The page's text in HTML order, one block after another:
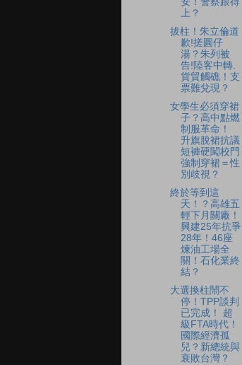
上？
拔柱！朱立倫道
歉!搓圓仔
湯？朱列被
告!陸客中轉.
貨貿觸礁！支
票難兌現？
女學生必須穿裙
子？高中點燃
制服革命！
升旗脫裙抗議
短褲硬闖校門
強制穿裙＝性
別歧視？
終於等到這
天！？高雄五
輕下月關廠！
興建25年抗爭
28年！46座
煉油工場全
關！石化業終
結？
大選換柱鬧不
停！TPP談判
已完成！ 超
級FTA時代！
國際經濟孤
兒？新總統與
衰敗台灣？